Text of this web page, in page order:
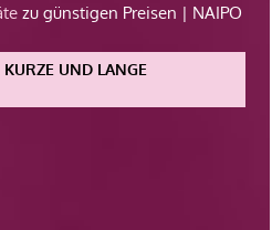
zu günstigen Preisen | NAIPO
UND LANGE